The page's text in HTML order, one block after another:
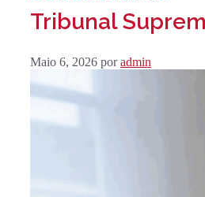
Tribunal
Maio 6, 2026 poradmin